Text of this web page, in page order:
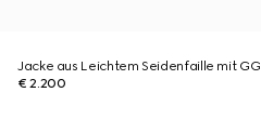
Jacke aus Leichtem Seidenfaille mit GG
€ 2.200